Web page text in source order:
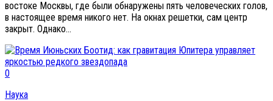
востоке Москвы, где были обнаружены пять человеческих голов,
в настоящее время никого нет. На окнах решетки, сам центр
закрыт. Однако...
0
Наука